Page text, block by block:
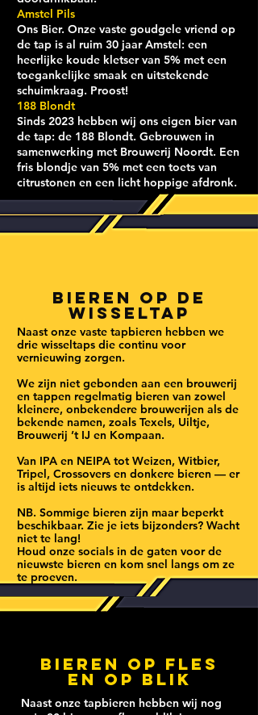
Amstel Pils
Ons Bier. Onze vaste goudgele vriend op
de tap is al ruim 30 jaar Amstel: een
heerlijke koude kletser van 5% met een
toegankelijke smaak en uitstekende
schuimkraag. Proost!
188 Blondt
Sinds 2023 hebben wij ons eigen bier van
de tap: de 188 Blondt. Gebrouwen in
samenwerking met Brouwerij Noordt. Een
fris blondje van 5% met een toets van
citrustonen en een licht hoppige afdronk.
Bieren op de
Wisseltap
Naast onze vaste tapbieren hebben we
drie wisseltaps die continu voor
vernieuwing zorgen.
We zijn niet gebonden aan een brouwerij
en tappen regelmatig bieren van zowel
kleinere, onbekendere brouwerijen als de
bekende namen, zoals Texels, Uiltje,
Brouwerij ’t IJ en Kompaan.
Van IPA en NEIPA tot Weizen, Witbier,
Tripel, Crossovers en donkere bieren — er
is altijd iets nieuws te ontdekken.
NB. Sommige bieren zijn maar beperkt
beschikbaar. Zie je iets bijzonders? Wacht
niet te lang!
Houd onze socials in de gaten voor de
nieuwste bieren en kom snel langs om ze
te proeven.
Bieren op fles
en op blik
Naast onze tapbieren hebben wij nog